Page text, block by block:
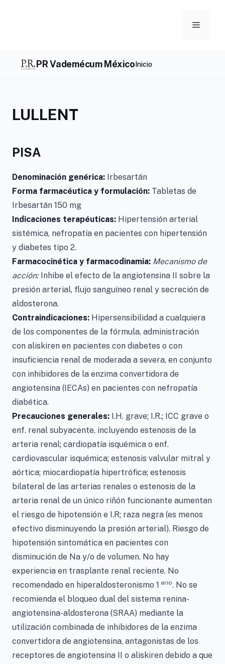
Menu
PR Vademécum MéxicoInicio
LULLENT
PISA
Denominación genérica: Irbesartán
Forma farmacéutica y formulación: Tabletas de
Irbesartán 150 mg
Indicaciones terapéuticas: Hipertensión arterial
sistémica, nefropatía en pacientes con hipertensión
y diabetes tipo 2.
Farmacocinética y farmacodinamia: Mecanismo de
acción:Inhibe el efecto de la angiotensina II sobre la
presión arterial, flujo sanguíneo renal y secreción de
aldosterona.
Contraindicaciones: Hipersensibilidad a cualquiera
de los componentes de la fórmula, administración
con aliskiren en pacientes con diabetes o con
insuficiencia renal de moderada a severa, en conjunto
con inhibidores de la enzima convertidora de
angiotensina (IECAs) en pacientes con nefropatía
diabética.
Precauciones generales: I.H. grave; I.R.; ICC grave o
enf. renal subyacente, incluyendo estenosis de la
arteria renal; cardiopatía isquémica o enf.
cardiovascular isquémica; estenosis valvular mitral y
aórtica; miocardiopatía hipertrófica; estenosis
bilateral de las arterias renales o estenosis de la
arteria renal de un único riñón funcionante aumentan
el riesgo de hipotensión e I.R; raza negra (es menos
efectivo disminuyendo la presión arterial). Riesgo de
hipotensión sintomática en pacientes con
disminución de Na y/o de volumen. No hay
experiencia en trasplante renal reciente. No
recomendado en hiperaldosteronismo 1 ario. No se
recomienda el bloqueo dual del sistema renina-
angiotensina-aldosterona (SRAA) mediante la
utilización combinada de inhibidores de la enzima
convertidora de angiotensina, antagonistas de los
receptores de angiotensina II o aliskiren debido a que